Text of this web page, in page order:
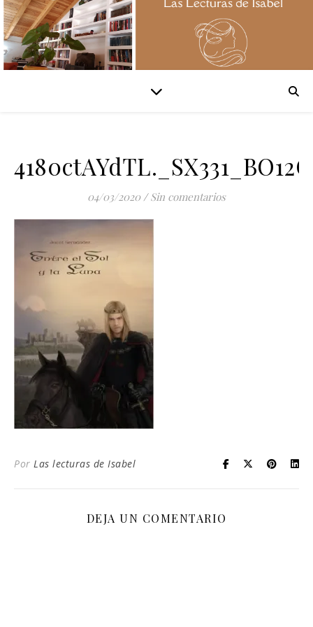
04/03/2020 / Sin comentarios
Por Las lecturas de Isabel
DEJA UN COMENTARIO